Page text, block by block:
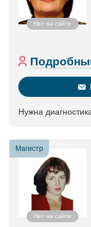
Нет на сайте
Нужна
Магистр
Нет на сайте